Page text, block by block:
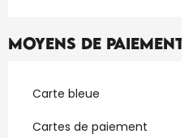
Moyens de paiement
Carte bleue
Cartes de paiement